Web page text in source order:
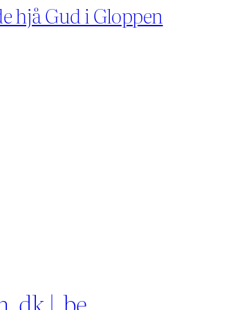
hjå Gud i Gloppen